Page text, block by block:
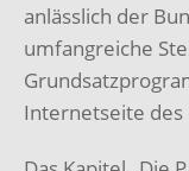
anlässlich der
umfangreiche
Internetseite des